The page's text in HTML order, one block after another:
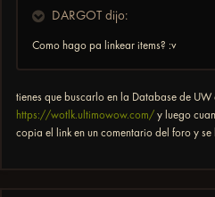
DARGOT dijo:
Como hago pa linkear items? :v
tienes que buscarlo en la Database de UW
https://wotlk.ultimowow.com/ y luego
copia el link en un comentario del foro y se